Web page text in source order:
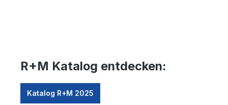
R+M Katalog entdecken:
Katalog R+M 2025